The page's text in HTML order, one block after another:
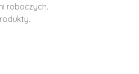
roboczych.